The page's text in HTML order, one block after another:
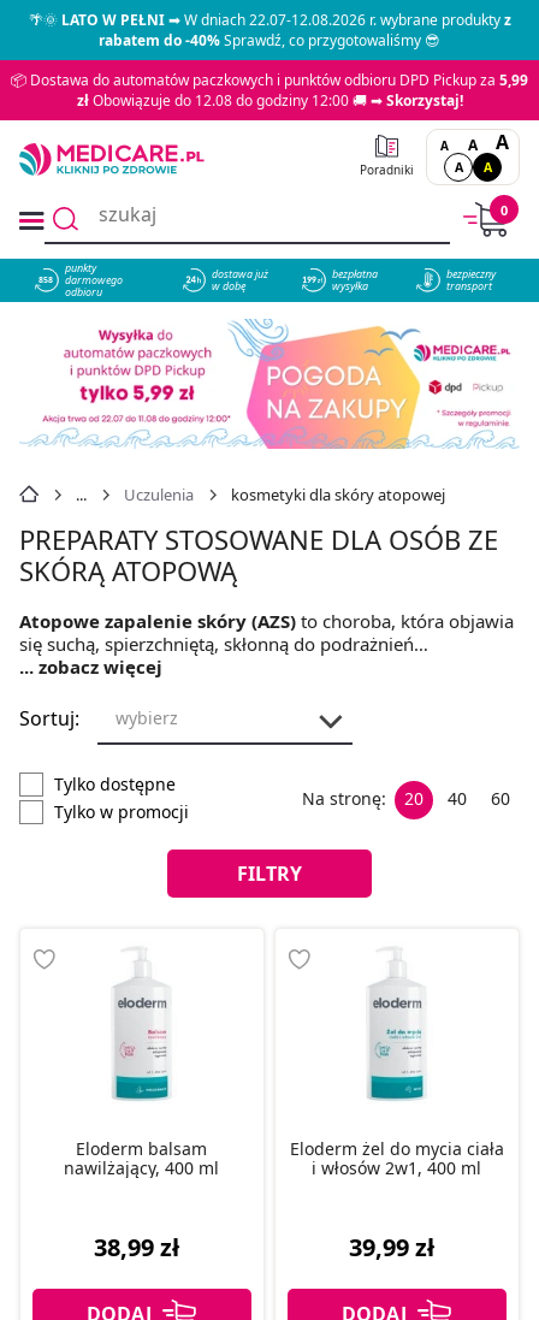
🌴🌞LATO W PEŁNI➡ W dniach 22.07-12.08.2026 r. wybrane produktyz
rabatem do -40%Sprawdź, co przygotowaliśmy 😎
📦 Dostawa do automatów paczkowych i punktów odbioru DPD Pickup za 5,99
złObowiązuje do 12.08 do godziny 12:00 🚚 ➡Skorzystaj!
Poradniki
A A A
A A
0
858
punkty
darmowego
odbioru
dostawa już
w dobę
bezpłatna
wysyłka
bezpieczny
transport
Uczulenia kosmetyki dla skóry atopowej
PREPARATY STOSOWANE DLA OSÓB ZE
SKÓRĄ ATOPOWĄ
Atopowe zapalenie skóry (AZS) to choroba, która objawia
się suchą, spierzchniętą, skłonną do podrażnień
skórą.Stosowanie odpowiednich kosmetyków ma istotne
zapaleniu skóry stosowane przez nas kosmetyki powinny
mieć prosty skład(nie więcej niż 3-5 składniki), zawierać
łagodzące.
... zobacz więcej
Sortuj: wybierz
Tylko dostępne
Tylko w promocji
Na stronę: 20 40 60
FILTRY
Eloderm balsam
nawilżający, 400 ml
38,99 zł
Eloderm żel do mycia ciała
i włosów 2w1, 400 ml
39,99 zł